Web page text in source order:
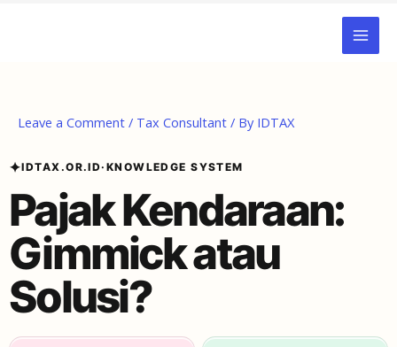
Leave a Comment / Tax Consultant / By IDTAX
✦IDTAX.OR.ID· KNOWLEDGE SYSTEM
Pajak Kendaraan:
Gimmick atau
Solusi?